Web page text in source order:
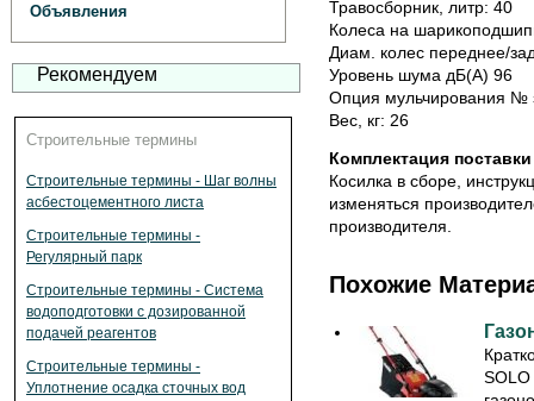
Объявления
Рекомендуем
Строительные термины
Строительные термины - Шаг волны
асбестоцементного листа
Строительные термины -
Регулярный парк
Строительные термины - Система
водоподготовки с дозированной
подачей реагентов
Строительные термины -
Уплотнение осадка сточных вод
Травосборник, литр: 40
Колеса на
Диам. колес переднее/
Уровень шума дБ(А) 96
Опция мульчирования №
Вес, кг: 26
Комплектация
Косилка в сборе,
изменяться
производителя.
Похожие